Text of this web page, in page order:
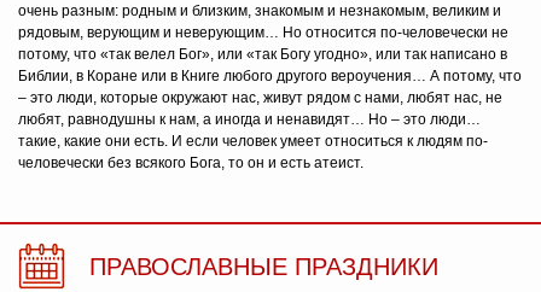
очень разным: родным и близким, знакомым и незнакомым, великим и
рядовым, верующим и неверующим… Но относится по-человечески не
потому, что «так велел Бог», или «так Богу угодно», или так написано в
Библии, в Коране или в Книге любого другого вероучения… А потому, что
– это люди, которые окружают нас, живут рядом с нами, любят нас, не
любят, равнодушны к нам, а иногда и ненавидят… Но – это люди…
такие, какие они есть. И если человек умеет относиться к людям по-
человечески без всякого Бога, то он и есть атеист.
ПРАВОСЛАВНЫЕ ПРАЗДНИКИ